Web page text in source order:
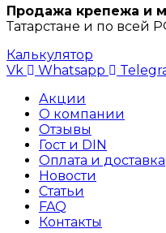
Продажа крепежа и
Татарстане и по всей
Калькулятор
Vk
Whatsapp
Акции
О компании
Отзывы
Гост и DIN
Оплата и доставка
Новости
Статьи
FAQ
Контакты